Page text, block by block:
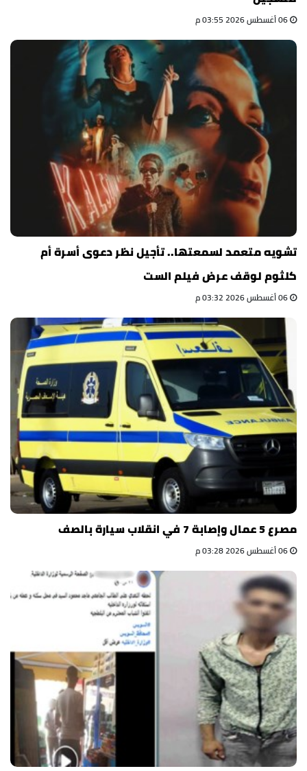
تشويه متعمد لسمعتها.. تأجيل نظر دعوى أسرة أم
كلثوم لوقف عرض فيلم الست
مصرع 5 عمال وإصابة 7 في انقلاب سيارة بالصف